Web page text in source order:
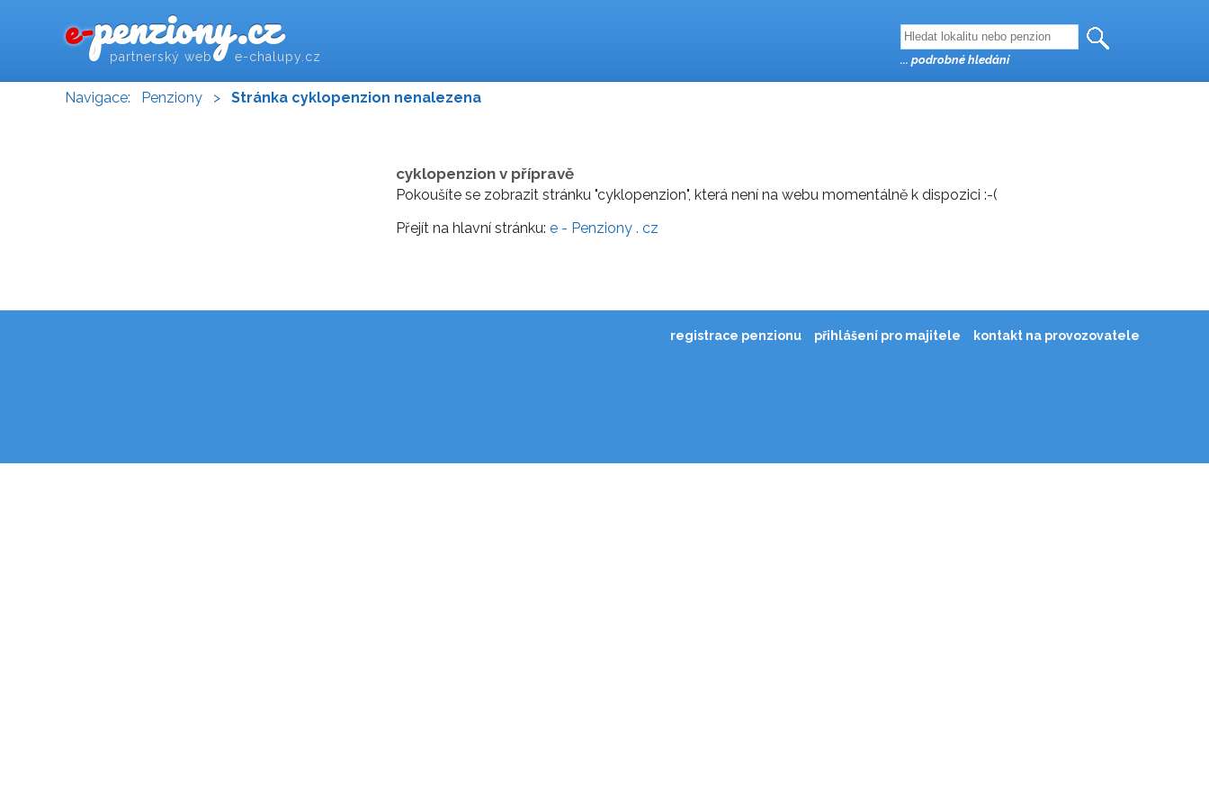
e-penziony.cz
partnerský web e-chalupy.cz
Navigace: Penziony > Stránka cyklopenzion nenalezena
cyklopenzion v přípravě
Pokoušíte se zobrazit stránku "cyklopenzion", která není na webu momentálně k dispozici :-(
Přejít na hlavní stránku: e - Penziony . cz
... podrobné hledání
registrace penzionu přihlášení pro majitele kontakt na provozovatele